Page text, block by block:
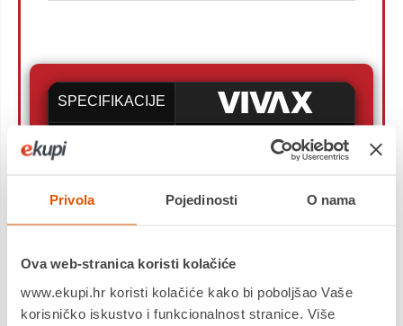
Privola Pojedinosti O nama
Ova web-stranica koristi kolačiće
www.ekupi.hr koristi kolačiće kako bi poboljšao Vaše
korisničko iskustvo i funkcionalnost stranice. Više
SPECIFIKACIJE
Ploča za
kuhanje
Gornja ploča -
Staklokeramika
Dodatne funkcije
Automatsko sigurnosno
nema postavljene
posude, pokazatelj